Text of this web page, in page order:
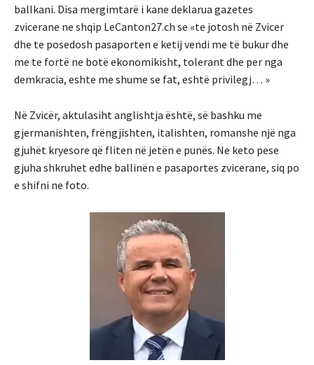
ballkani. Disa mergimtarë i kane deklarua gazetes
zvicerane ne shqip LeCanton27.ch se «te jotosh në Zvicer
dhe te posedosh pasaporten e ketij vendi me të bukur dhe
me te fortë ne botë ekonomikisht, tolerant dhe per nga
demkracia, eshte me shume se fat, eshtë privilegj… »
Në Zvicër, aktulasiht anglishtja është, së bashku me
gjermanishten, frëngjishten, italishten, romanshe një nga
gjuhët kryesore që fliten në jetën e punës. Ne keto pese
gjuha shkruhet edhe ballinën e pasaportes zvicerane, siq po
e shifni ne foto.